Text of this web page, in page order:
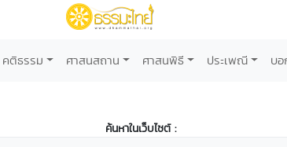
คติธรรม ศาสนสถาน ศาสนพิธี ประเพณี บ
ค้นหาในเว็บไซต์ :